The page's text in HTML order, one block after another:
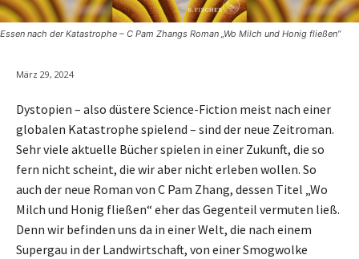
Essen nach der Katastrophe – C Pam Zhangs Roman „Wo Milch und Honig fließen“
März 29, 2024
Dystopien – also düstere Science-Fiction meist nach einer
globalen Katastrophe spielend – sind der neue Zeitroman.
Sehr viele aktuelle Bücher spielen in einer Zukunft, die so
fern nicht scheint, die wir aber nicht erleben wollen. So
auch der neue Roman von C Pam Zhang, dessen Titel „Wo
Milch und Honig fließen“ eher das Gegenteil vermuten ließ.
Denn wir befinden uns da in einer Welt, die nach einem
Supergau in der Landwirtschaft, von einer Smogwolke